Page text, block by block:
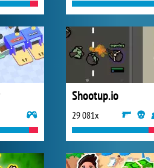
Shootup.io
29 081x